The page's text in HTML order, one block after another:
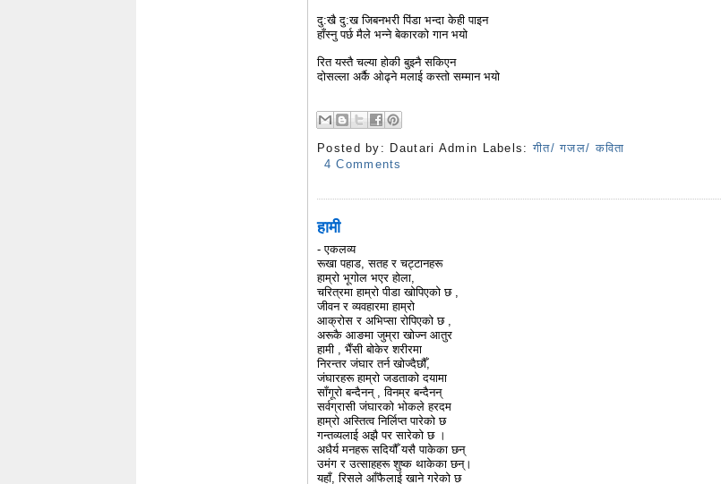
दु:खै दु:ख जिबनभरी पिंडा भन्दा केही पाइन
हाँस्नु पर्छ मैले भन्ने बेकारको गान भयो
रित यस्तै चल्या होकी बुझ्नै सकिएन
दोसल्ला अर्कै ओढ्ने मलाई कस्तो सम्मान भयो
Posted by: Dautari Admin Labels:गीत/ गजल/ कविता
4 Comments
हामी
- एकलव्य
रूखा पहाड, सतह र चट्टानहरू
हाम्रो भूगोल भएर होला,
चरित्रमा हाम्रो पीडा खोपिएको छ ,
जीवन र व्यवहारमा हाम्रो
आक्रोस र अभिप्सा रोपिएको छ ,
अरूकै आङमा जुम्रा खोज्न आतुर
हामी , भैँसी बोकेर शरीरमा
निरन्तर जंघार तर्न खोज्दैछौँ,
जंघारहरू हाम्रो जडताको दयामा
साँगूरो बन्दैनन् , विनम्र बन्दैनन्
सर्वग्रासी जंघारको भोकले हरदम
हाम्रो अस्तित्व निर्लिप्त पारेको छ
गन्तव्यलाई अझै पर सारेको छ ।
अधैर्य मनहरू सदियौँ यसै पाकेका छन्
उमंग र उत्साहहरू शुष्क थाकेका छन्।
यहाँ, रिसले आँफैलाई खाने गरेको छ